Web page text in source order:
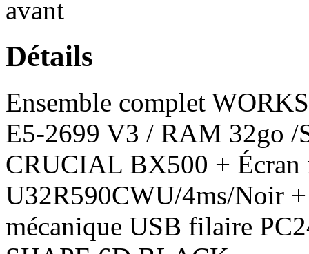
Détails
Ensemble complet
E5-2699 V3 / RAM 32go /
CRUCIAL BX500 +
U32R590CWU/4ms/Noir
mécanique USB filaire